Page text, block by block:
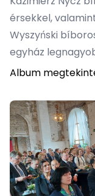
érsekkel,
Wyszyński
egyház
Album